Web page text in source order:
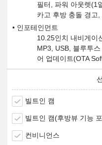
필터, 파워 아웃렛(1
카고 후방 충돌 경고
인포테인먼트
10.25인치 내비게이
MP3, USB, 블루투
어 업데이트(OTA
빌트인 캠
빌트인 캠(후방뷰 기능
컨비니언스